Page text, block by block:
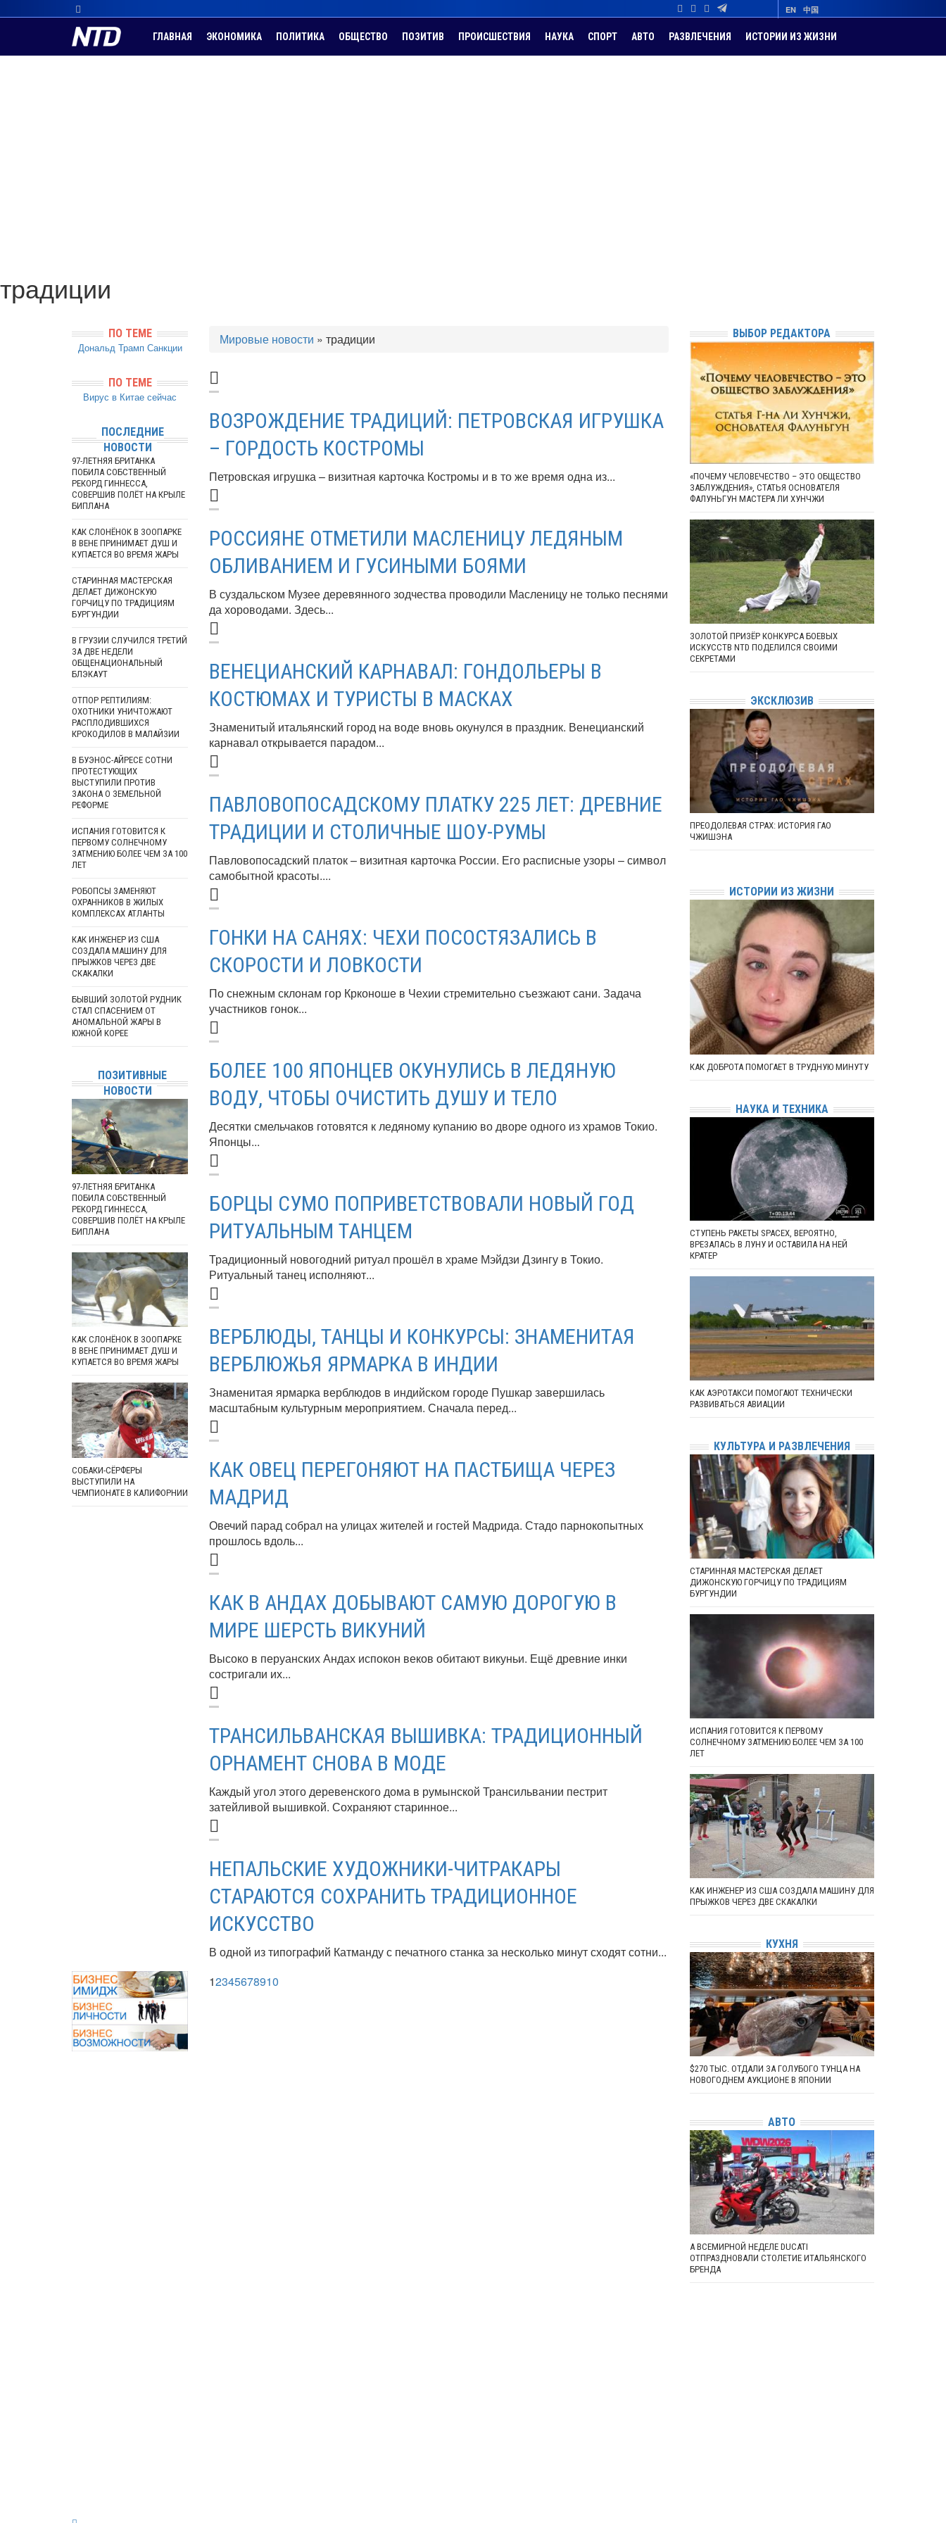
EN 中国
ГЛАВНАЯ ЭКОНОМИКА ПОЛИТИКА ОБЩЕСТВО ПОЗИТИВ ПРОИСШЕСТВИЯ НАУКА СПОРТ АВТО РАЗВЛЕЧЕНИЯ ИСТОРИИ ИЗ ЖИЗНИ
традиции
Мировые новости » традиции
ВОЗРОЖДЕНИЕ ТРАДИЦИЙ: ПЕТРОВСКАЯ ИГРУШКА
– ГОРДОСТЬ КОСТРОМЫ
Петровская игрушка – визитная карточка Костромы и в то же время одна из...
РОССИЯНЕ ОТМЕТИЛИ МАСЛЕНИЦУ ЛЕДЯНЫМ
ОБЛИВАНИЕМ И ГУСИНЫМИ БОЯМИ
В суздальском Музее деревянного зодчества проводили Масленицу не только песнями
да хороводами. Здесь...
ВЕНЕЦИАНСКИЙ КАРНАВАЛ: ГОНДОЛЬЕРЫ В
КОСТЮМАХ И ТУРИСТЫ В МАСКАХ
Знаменитый итальянский город на воде вновь окунулся в праздник. Венецианский
карнавал открывается парадом...
ПАВЛОВОПОСАДСКОМУ ПЛАТКУ 225 ЛЕТ: ДРЕВНИЕ
ТРАДИЦИИ И СТОЛИЧНЫЕ ШОУ-РУМЫ
Павловопосадский платок – визитная карточка России. Его расписные узоры – символ
самобытной красоты....
ГОНКИ НА САНЯХ: ЧЕХИ ПОСОСТЯЗАЛИСЬ В
СКОРОСТИ И ЛОВКОСТИ
По снежным склонам гор Крконоше в Чехии стремительно съезжают сани. Задача
участников гонок...
БОЛЕЕ 100 ЯПОНЦЕВ ОКУНУЛИСЬ В ЛЕДЯНУЮ
ВОДУ, ЧТОБЫ ОЧИСТИТЬ ДУШУ И ТЕЛО
Десятки смельчаков готовятся к ледяному купанию во дворе одного из храмов Токио.
Японцы...
БОРЦЫ СУМО ПОПРИВЕТСТВОВАЛИ НОВЫЙ ГОД
РИТУАЛЬНЫМ ТАНЦЕМ
Традиционный новогодний ритуал прошёл в храме Мэйдзи Дзингу в Токио.
Ритуальный танец исполняют...
ВЕРБЛЮДЫ, ТАНЦЫ И КОНКУРСЫ: ЗНАМЕНИТАЯ
ВЕРБЛЮЖЬЯ ЯРМАРКА В ИНДИИ
Знаменитая ярмарка верблюдов в индийском городе Пушкар завершилась
масштабным культурным мероприятием. Сначала перед...
КАК ОВЕЦ ПЕРЕГОНЯЮТ НА ПАСТБИЩА ЧЕРЕЗ
МАДРИД
Овечий парад собрал на улицах жителей и гостей Мадрида. Стадо парнокопытных
прошлось вдоль...
КАК В АНДАХ ДОБЫВАЮТ САМУЮ ДОРОГУЮ В
МИРЕ ШЕРСТЬ ВИКУНИЙ
Высоко в перуанских Андах испокон веков обитают викуньи. Ещё древние инки
состригали их...
ТРАНСИЛЬВАНСКАЯ ВЫШИВКА: ТРАДИЦИОННЫЙ
ОРНАМЕНТ СНОВА В МОДЕ
Каждый угол этого деревенского дома в румынской Трансильвании пестрит
затейливой вышивкой. Сохраняют старинное...
НЕПАЛЬСКИЕ ХУДОЖНИКИ-ЧИТРАКАРЫ
СТАРАЮТСЯ СОХРАНИТЬ ТРАДИЦИОННОЕ
ИСКУССТВО
В одной из типографий Катманду с печатного станка за несколько минут сходят сотни...
12345678910
ПО ТЕМЕ
Дональд Трамп Санкции
ПО ТЕМЕ
Вирус в Китае сейчас
ПОСЛЕДНИЕ
НОВОСТИ
97-ЛЕТНЯЯ БРИТАНКА
ПОБИЛА СОБСТВЕННЫЙ
РЕКОРД ГИННЕССА,
СОВЕРШИВ ПОЛЁТ НА КРЫЛЕ
БИПЛАНА
КАК СЛОНЁНОК В ЗООПАРКЕ
В ВЕНЕ ПРИНИМАЕТ ДУШ И
КУПАЕТСЯ ВО ВРЕМЯ ЖАРЫ
СТАРИННАЯ МАСТЕРСКАЯ
ДЕЛАЕТ ДИЖОНСКУЮ
ГОРЧИЦУ ПО ТРАДИЦИЯМ
БУРГУНДИИ
В ГРУЗИИ СЛУЧИЛСЯ ТРЕТИЙ
ЗА ДВЕ НЕДЕЛИ
ОБЩЕНАЦИОНАЛЬНЫЙ
БЛЭКАУТ
ОТПОР РЕПТИЛИЯМ:
ОХОТНИКИ УНИЧТОЖАЮТ
РАСПЛОДИВШИХСЯ
КРОКОДИЛОВ В МАЛАЙЗИИ
В БУЭНОС-АЙРЕСЕ СОТНИ
ПРОТЕСТУЮЩИХ
ВЫСТУПИЛИ ПРОТИВ
ЗАКОНА О ЗЕМЕЛЬНОЙ
РЕФОРМЕ
ИСПАНИЯ ГОТОВИТСЯ К
ПЕРВОМУ СОЛНЕЧНОМУ
ЗАТМЕНИЮ БОЛЕЕ ЧЕМ ЗА 100
ЛЕТ
РОБОПСЫ ЗАМЕНЯЮТ
ОХРАННИКОВ В ЖИЛЫХ
КОМПЛЕКСАХ АТЛАНТЫ
КАК ИНЖЕНЕР ИЗ США
СОЗДАЛА МАШИНУ ДЛЯ
ПРЫЖКОВ ЧЕРЕЗ ДВЕ
СКАКАЛКИ
БЫВШИЙ ЗОЛОТОЙ РУДНИК
СТАЛ СПАСЕНИЕМ ОТ
АНОМАЛЬНОЙ ЖАРЫ В
ЮЖНОЙ КОРЕЕ
ПОЗИТИВНЫЕ
НОВОСТИ
97-ЛЕТНЯЯ БРИТАНКА
ПОБИЛА СОБСТВЕННЫЙ
РЕКОРД ГИННЕССА,
СОВЕРШИВ ПОЛЁТ НА КРЫЛЕ
БИПЛАНА
КАК СЛОНЁНОК В ЗООПАРКЕ
В ВЕНЕ ПРИНИМАЕТ ДУШ И
КУПАЕТСЯ ВО ВРЕМЯ ЖАРЫ
СОБАКИ-СЁРФЕРЫ
ВЫСТУПИЛИ НА
ЧЕМПИОНАТЕ В КАЛИФОРНИИ
ВЫБОР РЕДАКТОРА
«ПОЧЕМУ ЧЕЛОВЕЧЕСТВО – ЭТО ОБЩЕСТВО
ЗАБЛУЖДЕНИЯ», СТАТЬЯ ОСНОВАТЕЛЯ
ФАЛУНЬГУН МАСТЕРА ЛИ ХУНЧЖИ
ЗОЛОТОЙ ПРИЗЁР КОНКУРСА БОЕВЫХ
ИСКУССТВ NTD ПОДЕЛИЛСЯ СВОИМИ
СЕКРЕТАМИ
ЭКСКЛЮЗИВ
ПРЕОДОЛЕВАЯ СТРАХ: ИСТОРИЯ ГАО
ЧЖИШЭНА
ИСТОРИИ ИЗ ЖИЗНИ
КАК ДОБРОТА ПОМОГАЕТ В ТРУДНУЮ МИНУТУ
НАУКА И ТЕХНИКА
СТУПЕНЬ РАКЕТЫ SPACEX, ВЕРОЯТНО,
ВРЕЗАЛАСЬ В ЛУНУ И ОСТАВИЛА НА НЕЙ
КРАТЕР
КАК АЭРОТАКСИ ПОМОГАЮТ ТЕХНИЧЕСКИ
РАЗВИВАТЬСЯ АВИАЦИИ
КУЛЬТУРА И РАЗВЛЕЧЕНИЯ
СТАРИННАЯ МАСТЕРСКАЯ ДЕЛАЕТ
ДИЖОНСКУЮ ГОРЧИЦУ ПО ТРАДИЦИЯМ
БУРГУНДИИ
ИСПАНИЯ ГОТОВИТСЯ К ПЕРВОМУ
СОЛНЕЧНОМУ ЗАТМЕНИЮ БОЛЕЕ ЧЕМ ЗА 100
ЛЕТ
КАК ИНЖЕНЕР ИЗ США СОЗДАЛА МАШИНУ ДЛЯ
ПРЫЖКОВ ЧЕРЕЗ ДВЕ СКАКАЛКИ
КУХНЯ
$270 ТЫС. ОТДАЛИ ЗА ГОЛУБОГО ТУНЦА НА
НОВОГОДНЕМ АУКЦИОНЕ В ЯПОНИИ
АВТО
А ВСЕМИРНОЙ НЕДЕЛЕ DUCATI
ОТПРАЗДНОВАЛИ СТОЛЕТИЕ ИТАЛЬЯНСКОГО
БРЕНДА